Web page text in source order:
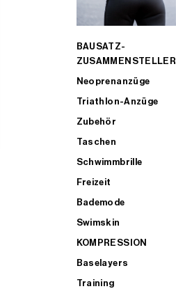
BAUSATZ-
ZUSAMMENSTELLER
Neoprenanzüge
Triathlon-Anzüge
Zubehör
Taschen
Schwimmbrille
Freizeit
Bademode
Swimskin
KOMPRESSION
Baselayers
Training